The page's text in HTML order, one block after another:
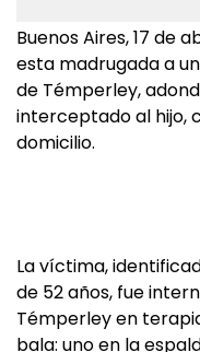
Buenos Aires, 17 de
esta madrugada a
de Témperley,
interceptado al hijo,
domicilio.
La víctima,
de 52 años, fue
Témperley en
bala: uno en la